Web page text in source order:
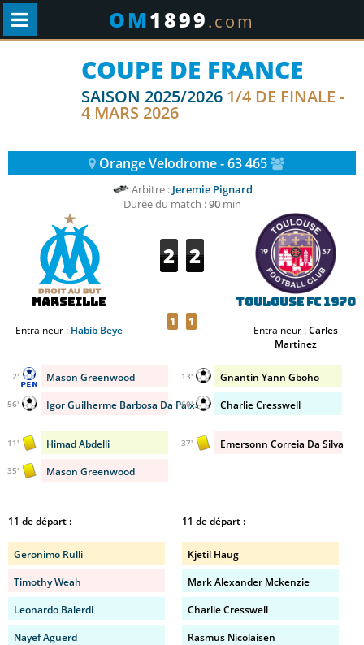
OM1899.com
COUPE DE FRANCE
SAISON 2025/2026 1/4 DE FINALE -
4 MARS 2026
Orange Velodrome - 63 465
Arbitre : Jeremie Pignard
Durée du match :90min
Marseille
Entraineur : Habib Beye
2 2
1 1
Toulouse FC 1970
Entraineur :Carles
Martinez
Mason Greenwood
2'
Igor Guilherme Barbosa Da Paixao
56'
Gnantin Yann Gboho
13'
Charlie Cresswell
60'
Himad Abdelli
11'
Mason Greenwood
35'
Emersonn Correia Da Silva
37'
11 de départ :
Geronimo Rulli
Timothy Weah
Leonardo Balerdi
Nayef Aguerd
11 de départ :
Kjetil Haug
Mark Alexander Mckenzie
Charlie Cresswell
Rasmus Nicolaisen